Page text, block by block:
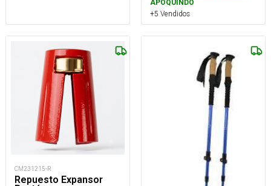
APOQUINDO
+5 Vendidos
CM231215-R
Repuesto Expansor